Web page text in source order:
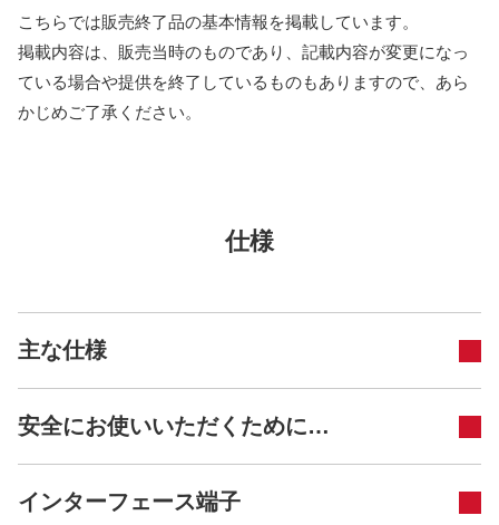
こちらでは販売終了品の基本情報を掲載しています。
掲載内容は、販売当時のものであり、記載内容が変更になっ
ている場合や提供を終了しているものもありますので、あら
かじめご了承ください。
仕様
主な仕様
安全にお使いいただくために…
インターフェース端子